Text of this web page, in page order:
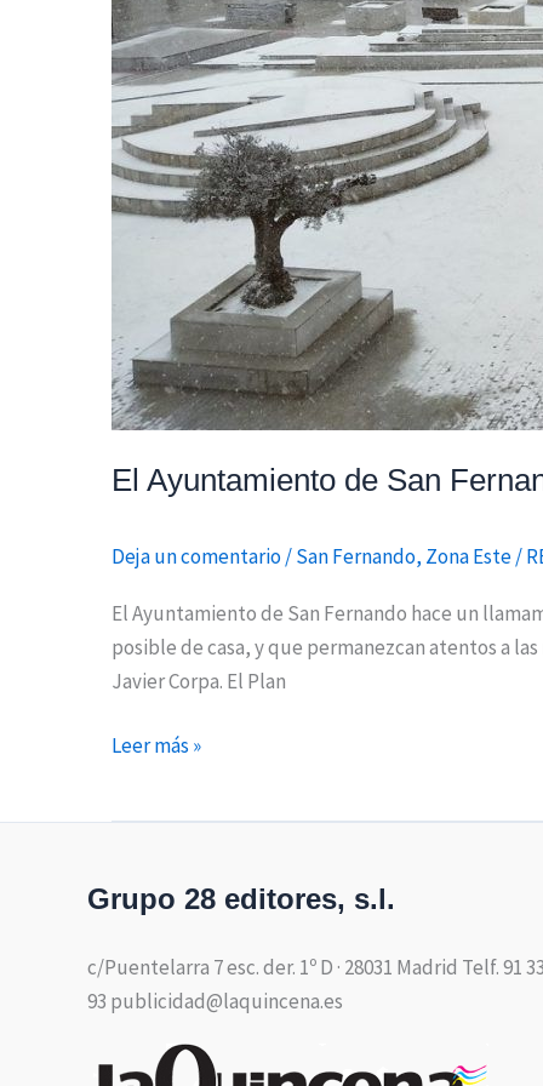
El Ayuntamiento de San
Deja un comentario/San Fernando, Zona Este/
El Ayuntamiento de San Fernando hace un
posible de casa, y que permanezcan atentos a
Javier Corpa. El Plan
Leer más »
Grupo 28 editores, s.l.
c/Puentelarra 7 esc. der. 1º D · 28031 Madrid Telf. 91
93 publicidad@laquincena.es